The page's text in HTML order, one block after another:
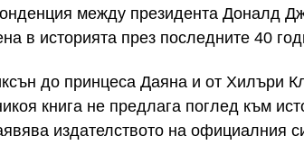
между президента Доналд
в историята през последните 40
до принцеса Даяна и от Хилъри
книга не предлага поглед към
издателството на официалния